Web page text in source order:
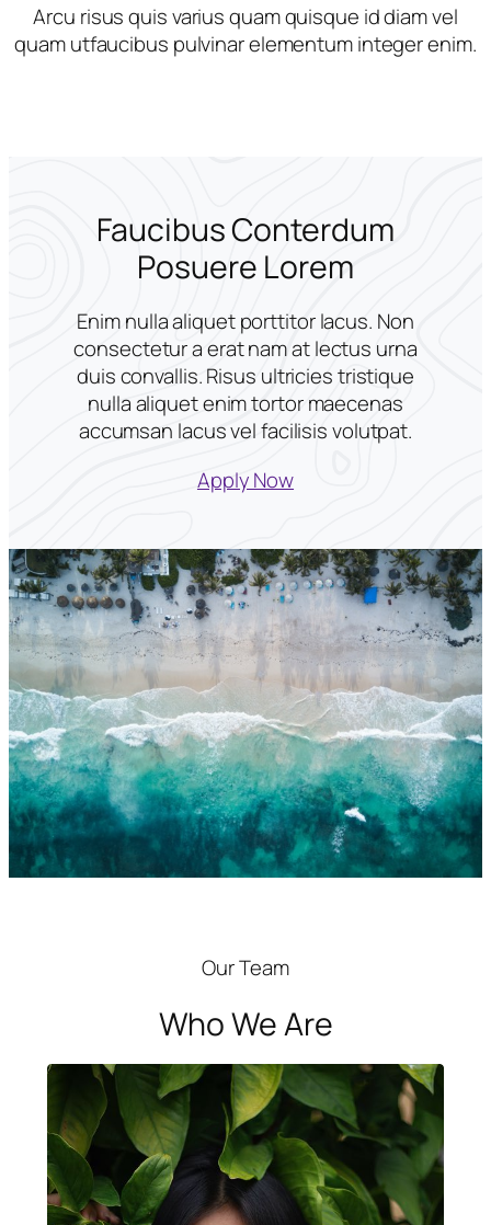
Arcu risus quis varius quam quisque id diam vel
quam utfaucibus pulvinar elementum integer enim.
Faucibus Conterdum
Posuere Lorem
Enim nulla aliquet porttitor lacus. Non
consectetur a erat nam at lectus urna
duis convallis. Risus ultricies tristique
nulla aliquet enim tortor maecenas
accumsan lacus vel facilisis volutpat.
Apply Now
Our Team
Who We Are